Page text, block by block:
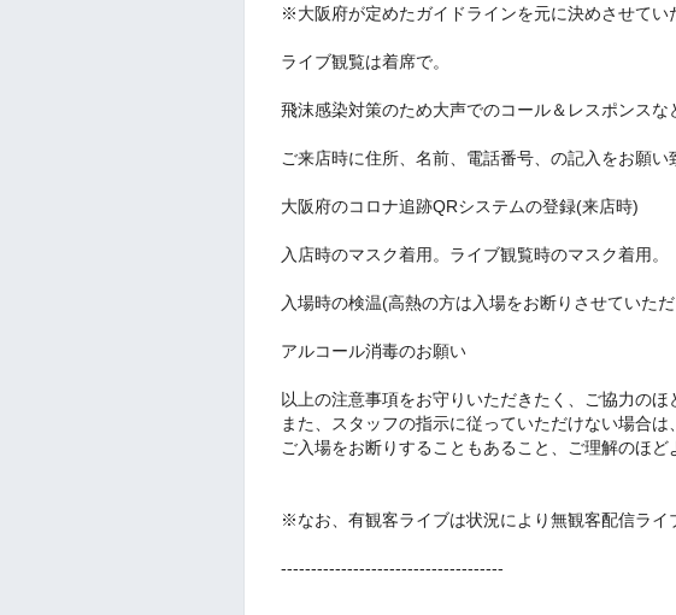
※大阪府が定めたガイドラインを元に決めさせてい
ライブ観覧は着席で。
飛沫感染対策のため大声でのコール＆レスポンスな
ご来店時に住所、名前、電話番号、の記入をお願い
大阪府のコロナ追跡QRシステムの登録(来店時)
入店時のマスク着用。ライブ観覧時のマスク着用。
入場時の検温(高熱の方は入場をお断りさせていた
アルコール消毒のお願い
以上の注意事項をお守りいただきたく、ご協力のほ
また、スタッフの指示に従っていただけない場合は、
ご入場をお断りすることもあること、ご理解のほど
※なお、有観客ライブは状況により無観客配信ライ
-------------------------------------